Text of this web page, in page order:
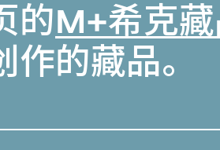
的M+希克
作的藏品。